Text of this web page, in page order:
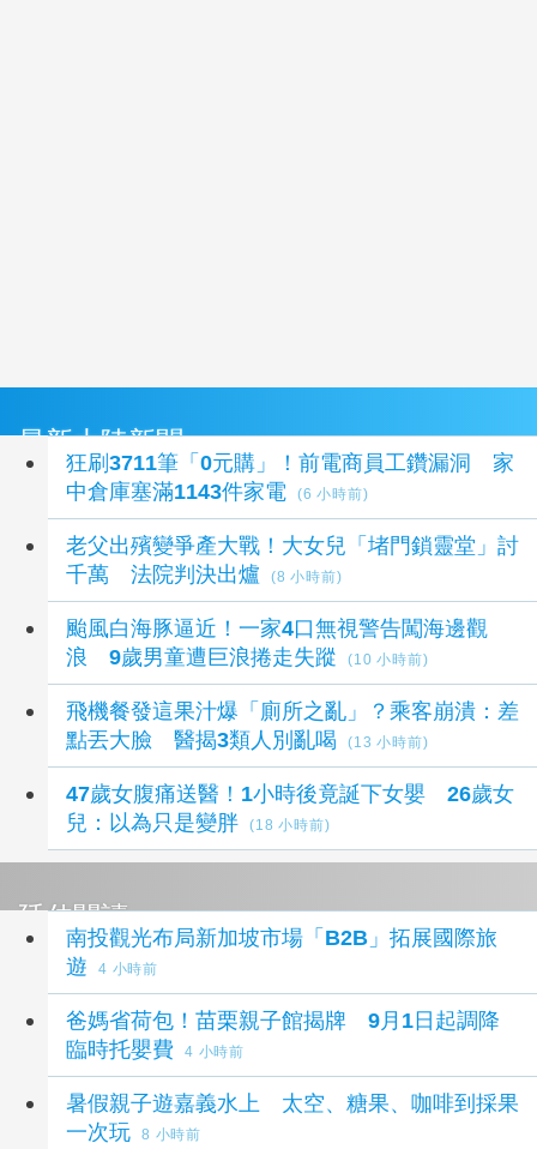
最新大陸新聞
狂刷3711筆「0元購」！前電商員工鑽漏洞 家
中倉庫塞滿1143件家電
(6 小時前)
老父出殯變爭產大戰！大女兒「堵門鎖靈堂」討
千萬 法院判決出爐
(8 小時前)
颱風白海豚逼近！一家4口無視警告闖海邊觀
浪 9歲男童遭巨浪捲走失蹤
(10 小時前)
飛機餐發這果汁爆「廁所之亂」？乘客崩潰：差
點丟大臉 醫揭3類人別亂喝
(13 小時前)
47歲女腹痛送醫！1小時後竟誕下女嬰 26歲女
兒：以為只是變胖
(18 小時前)
延伸閱讀
南投觀光布局新加坡市場「B2B」拓展國際旅
遊
4 小時前
爸媽省荷包！苗栗親子館揭牌 9月1日起調降
臨時托嬰費
4 小時前
暑假親子遊嘉義水上 太空、糖果、咖啡到採果
一次玩
8 小時前